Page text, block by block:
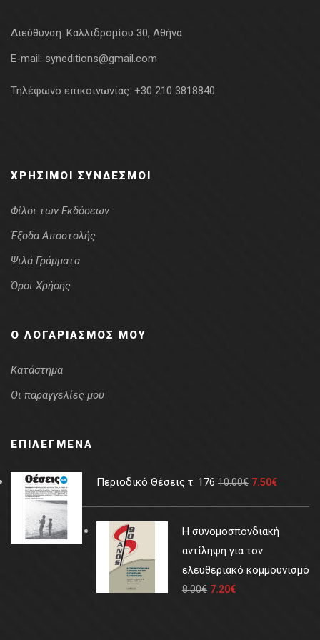
Διεύθυνση: Καλλιδρομίου 30, Αθήνα
E-mail: syneditions@gmail.com
Τηλέφωνο επικοινωνίας: +30 210 3818840
ΧΡΉΣΙΜΟΙ ΣΎΝΔΕΣΜΟΙ
Φίλοι των Εκδόσεων
Έξοδα Αποστολής
Ψιλά Γράμματα
Όροι Χρήσης
Ο ΛΟΓΑΡΙΑΣΜΌΣ ΜΟΥ
Κατάστημα
Οι παραγγελίες μου
ΕΠΙΛΕΓΜΈΝΑ
Περιοδικό Θέσεις τ. 176 10.00€ 7.50€
Η συνομοσπονδιακή
αντίληψη για τον
ελευθεριακό κομμουνισμό
8.00€ 7.20€